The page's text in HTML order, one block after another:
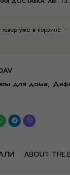
товар уже в корзине
для дома,
ABOUT THE